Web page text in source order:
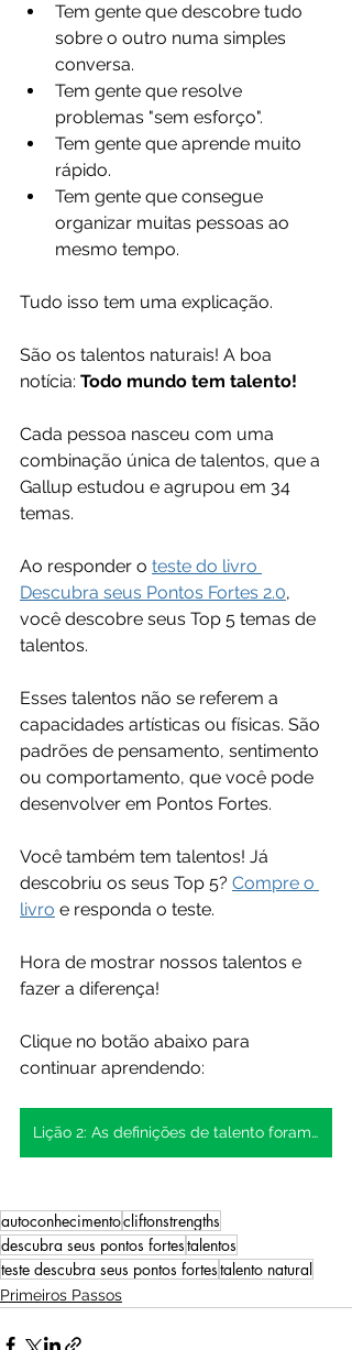
Tem gente que descobre tudo
sobre o outro numa simples
conversa.
Tem gente que resolve
problemas "sem esforço".
Tem gente que aprende muito
rápido.
Tem gente que consegue
organizar muitas pessoas ao
mesmo tempo.
Tudo isso tem uma explicação.
São os talentos naturais! A boa
notícia: Todo mundo tem talento!
Cada pessoa nasceu com uma
combinação única de talentos, que a
Gallup estudou e agrupou em 34
temas.
Ao responder o teste do livro
Descubra seus Pontos Fortes 2.0,
você descobre seus Top 5 temas de
talentos.
Esses talentos não se referem a
capacidades artísticas ou físicas. São
padrões de pensamento, sentimento
ou comportamento, que você pode
desenvolver em Pontos Fortes.
Você também tem talentos! Já
descobriu os seus Top 5? Compre o
livro e responda o teste.
Hora de mostrar nossos talentos e
fazer a diferença!
Clique no botão abaixo para
continuar aprendendo:
Lição 2: As definições de talento foram atualizadas!
autoconhecimentocliftonstrengths
descubra seus pontos fortestalentos
teste descubra seus pontos fortestalento natural
Primeiros Passos